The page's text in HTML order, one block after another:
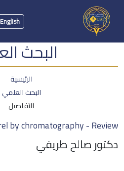
English
البحث
الرئيسية
البحث العلمي
التفاصيل
by chromatography - Review
دكتور صالح طريفي